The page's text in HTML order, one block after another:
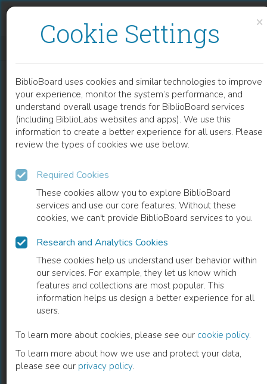
×
Cookie Settings
BiblioBoard uses cookies and similar technologies to improve
your experience, monitor the system’s performance, and
understand overall usage trends for BiblioBoard services
(including BiblioLabs websites and apps). We use this
information to create a better experience for all users. Please
review the types of cookies we use below.
Required Cookies
These cookies allow you to explore BiblioBoard
services and use our core features. Without these
cookies, we can't provide BiblioBoard services to you.
Research and Analytics Cookies
These cookies help us understand user behavior within
our services. For example, they let us know which
features and collections are most popular. This
information helps us design a better experience for all
users.
To learn more about cookies, please see our cookie policy.
To learn more about how we use and protect your data,
please see our privacy policy.
READ
BOOK
Inszenierung und Erlebnis in
kulturhistorischen Ausstellungen
Museale Kommunikation in kunstpädagogischer
Perspektive